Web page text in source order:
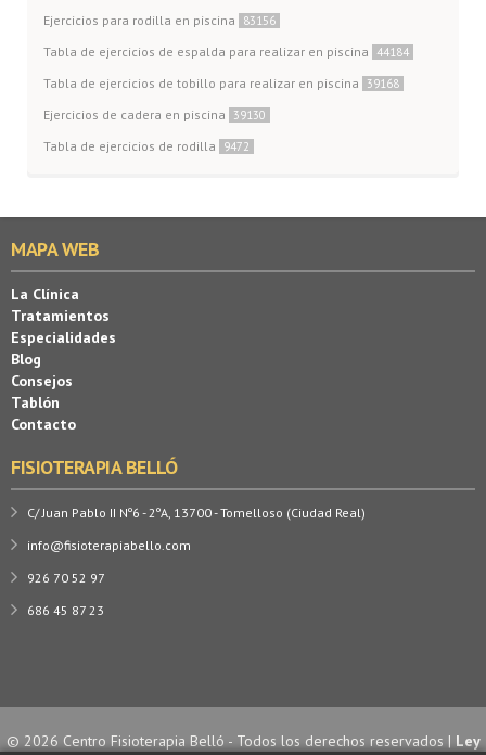
Ejercicios para rodilla en piscina 83156
Tabla de ejercicios de espalda para realizar en piscina 44184
Tabla de ejercicios de tobillo para realizar en piscina 39168
Ejercicios de cadera en piscina 39130
Tabla de ejercicios de rodilla 9472
MAPA WEB
La Clínica
Tratamientos
Especialidades
Blog
Consejos
Tablón
Contacto
FISIOTERAPIA BELLÓ
C/ Juan Pablo II Nº6 - 2ºA, 13700 - Tomelloso (Ciudad Real)
info@fisioterapiabello.com
926 70 52 97
686 45 87 23
© 2026 Centro Fisioterapia Belló - Todos los derechos reservados | Ley